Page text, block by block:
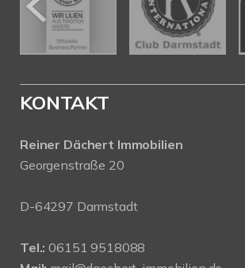
KONTAKT
Reiner Dächert Immobilien
Georgenstraße 20
D-64297 Darmstadt
Tel.: 06151 9518088